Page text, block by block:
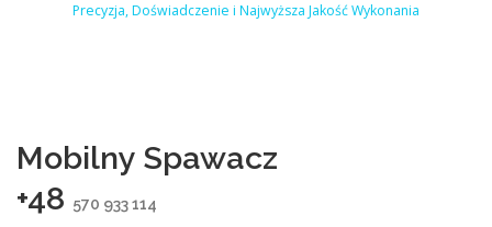
Precyzja, Doświadczenie i Najwyższa Jakość Wykonania
Mobilny Spawacz
+48 570 933 114